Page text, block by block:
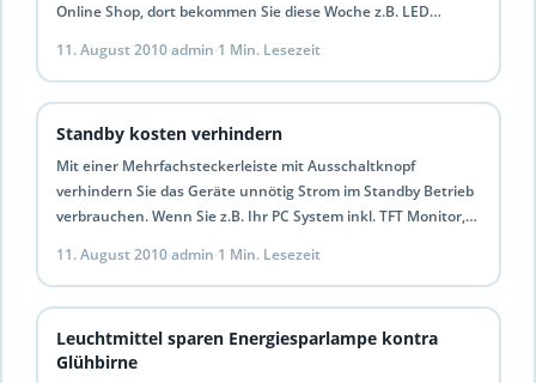
Online Shop, dort bekommen Sie diese Woche z.B. LED…
11. August 2010·admin·1 Min. Lesezeit
Standby kosten verhindern
Mit einer Mehrfachsteckerleiste mit Ausschaltknopf
verhindern Sie das Geräte unnötig Strom im Standby Betrieb
verbrauchen. Wenn Sie z.B. Ihr PC System inkl. TFT Monitor,
11. August 2010·admin·1 Min. Lesezeit
Leuchtmittel sparen Energiesparlampe kontra
Glühbirne